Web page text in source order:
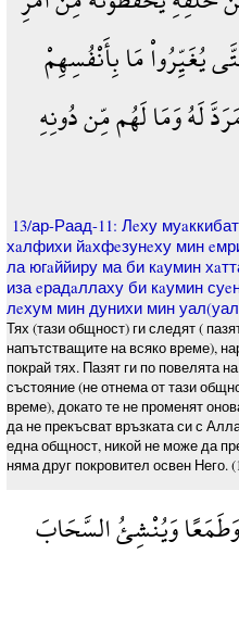
يُغَيِّرُواْ مَا بِأَنْفُسِهِمْ
لَهُ وَمَا لَهُم مِّن دُونِهِ
13/ар-Раад-11: Лeху
хaлфихи йaхфeзунeху мин
ла югaййиру ма би кaумин
иза eрадaллаху би кaумин
лeхум мин дунихи мин
Тях (тази общност) ги следят (
напътстващите на всяко време),
покрай тях. Пазят ги по повелята
състояние (не отнема от тази
време), докато те не променят
да не прекъсват връзката си с
една общност, никой не може да
няма друг покровител освен Него.
وَيُنْشِئُ السَّحَابَ